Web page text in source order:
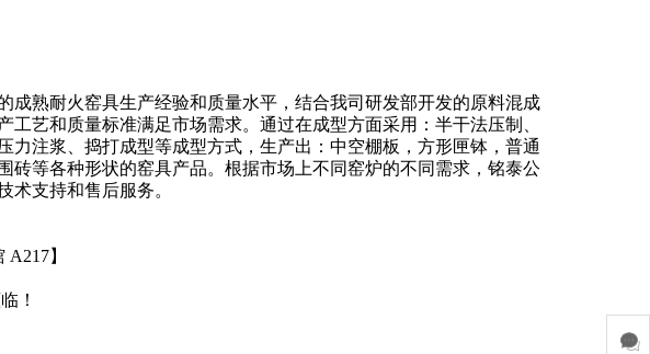
成熟耐火窑具生产经验和质量水平，结合我司研发部开发的原料混成
工艺和质量标准满足市场需求。通过在成型方面采用：半干法压制、
力注浆、捣打成型等成型方式，生产出：中空棚板，方形匣钵，普通
砖等各种形状的窑具产品。根据市场上不同窑炉的不同需求，铭泰公
术支持和售后服务。
】
！